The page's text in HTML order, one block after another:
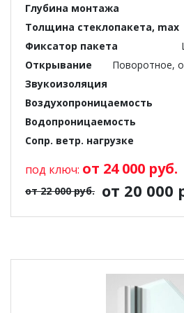
Глубина монтажа
Толщина стеклопакета, max
Фиксатор пакета
Открывание
Поворотное,
Звукоизоляция
Воздухопроницаемость
Водопроницаемость
Сопр. ветр. нагрузке
под ключ: от 24 000 руб.
от 22 000 руб. от 20 000